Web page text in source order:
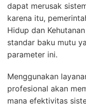
dapat merusak
karena itu,
Hidup dan
standar baku mutu
parameter ini.
Menggunakan
profesional akan
mana efektivitas